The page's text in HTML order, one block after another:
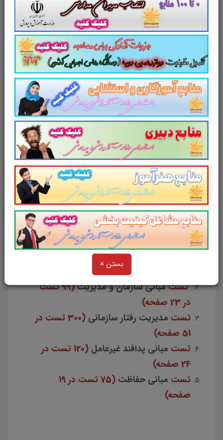
بستن ×
منابع عمومی دوازدهمین امتحان
مشترک فراگیر دستگاه های اجرایی کشور
سایر منابع دوازدهمین امتحان
مشترک فراگیر دستگاه‌های اجرایی
شامل منابع:
تست
حقوق عمومی (اداری و اساسی)
تستمبانی سازمان و مدیریت
(99 تست
در 23 صفحه)
تست مدیریت رفتار سازمانی
(300 تست در
51 صفحه)
تست مبانی پدافند غیرعامل
(120 تست در
24 صفحه)
تست مبانی حفاظت
(75 تست در 19
صفحه)